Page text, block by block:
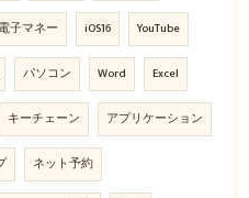
電子マネー iOS16 YouTube
パソコン Word Excel
キーチェーン アプリケーション
ネット予約